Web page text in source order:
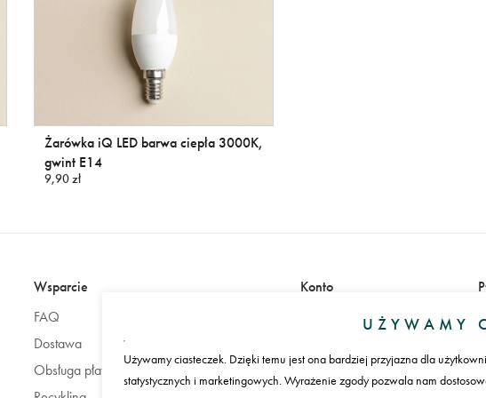
Żarówka iQ LED barwa ciepła 3000K,
gwint E14
9,90 zł
Wsparcie
FAQ
Dostawa
Obsługa płatności
Konto
UŻYWAMY
Używamy ciasteczek. Dzięki temu jest ona bardziej przyjazna dla
statystycznych i marketingowych. Wyrażenie zgody pozwala nam